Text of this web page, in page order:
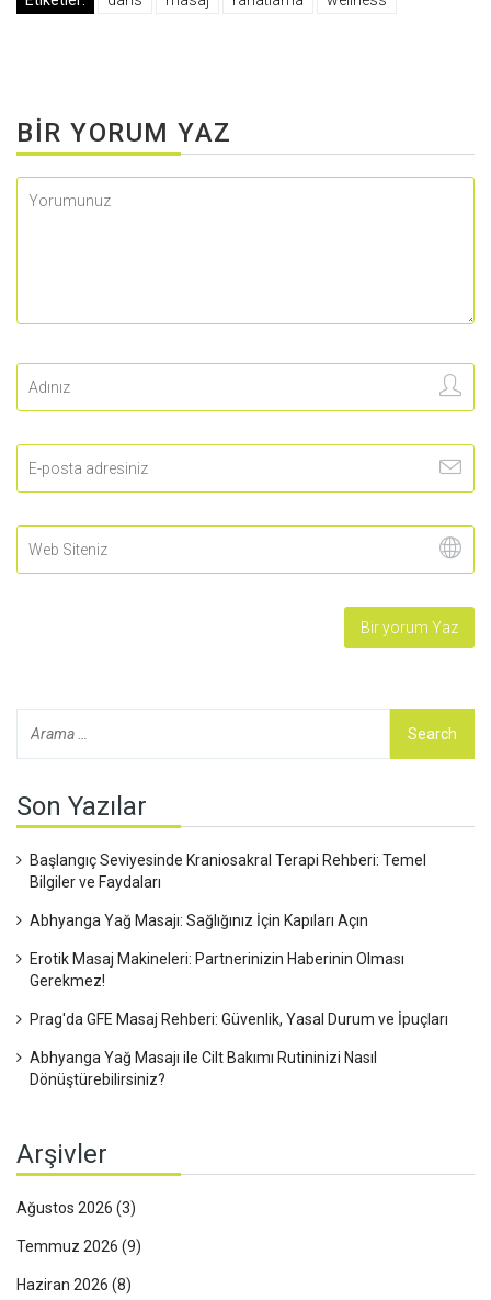
BIR YORUM YAZ
Son Yazılar
Başlangıç Seviyesinde Kraniosakral Terapi Rehberi: Temel
Bilgiler ve Faydaları
Abhyanga Yağ Masajı: Sağlığınız İçin Kapıları Açın
Erotik Masaj Makineleri: Partnerinizin Haberinin Olması
Gerekmez!
Prag'da GFE Masaj Rehberi: Güvenlik, Yasal Durum ve İpuçları
Abhyanga Yağ Masajı ile Cilt Bakımı Rutininizi Nasıl
Dönüştürebilirsiniz?
Arşivler
Ağustos 2026 (3)
Temmuz 2026 (9)
Haziran 2026 (8)